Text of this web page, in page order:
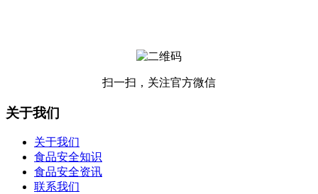
扫一扫，关注官方微信
关于我们
关于我们
食品安全知识
食品安全资讯
联系我们